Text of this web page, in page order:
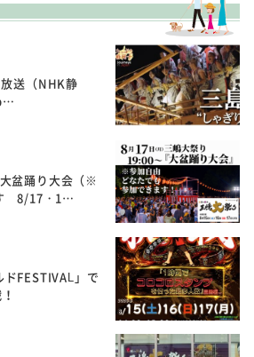
送（NHK静
盆踊り大会（※
8/17・1…
FESTIVAL」で